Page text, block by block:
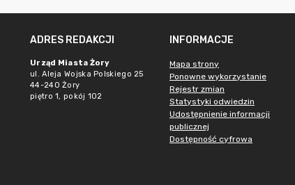
ADRES REDAKCJI
Urząd Miasta Żory
ul. Aleja Wojska Polskiego 25
44-240 Żory
piętro 1, pokój 102
INFORMACJE
Mapa strony
Ponowne wykorzystanie
Rejestr zmian
Statystyki odwiedzin
Udostępnienie informacji
publicznej
Dostępność cyfrowa